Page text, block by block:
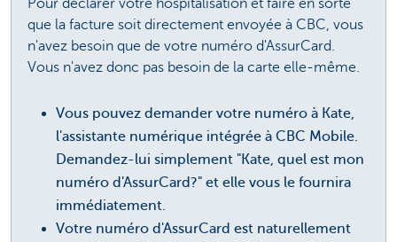
Pour déclarer votre hospitalisation et faire en sorte
que la facture soit directement envoyée à CBC, vous
n'avez besoin que de votre numéro d'AssurCard.
Vous n'avez donc pas besoin de la carte elle-même.
Vous pouvez demander votre numéro à Kate,
l'assistante numérique intégrée à CBC Mobile.
Demandez-lui simplement "Kate, quel est mon
numéro d'AssurCard?" et elle vous le fournira
immédiatement.
Votre numéro d'AssurCard est naturellement